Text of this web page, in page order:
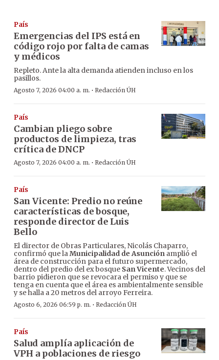
País
Emergencias del IPS está en
código rojo por falta de camas
y médicos
Repleto. Ante la alta demanda atienden incluso en los
pasillos.
Agosto 7, 2026 04:00 a. m. · Redacción ÚH
País
Cambian pliego sobre
productos de limpieza, tras
crítica de DNCP
Agosto 7, 2026 04:00 a. m. · Redacción ÚH
País
San Vicente: Predio no reúne
características de bosque,
responde director de Luis
Bello
El director de Obras Particulares, Nicolás Chaparro,
confirmó que laMunicipalidad de Asunción amplió el
área de construcción para el futuro supermercado,
dentro del predio del ex bosque San Vicente. Vecinos del
barrio pidieron que se revocara el permiso y que se
tenga en cuenta que el área es ambientalmente sensible
y se halla a 20 metros del arroyo Ferreira.
Agosto 6, 2026 06:59 p. m. · Redacción ÚH
País
Salud amplía aplicación de
VPH a poblaciones de riesgo